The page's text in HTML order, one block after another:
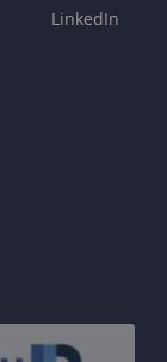
LinkedIn